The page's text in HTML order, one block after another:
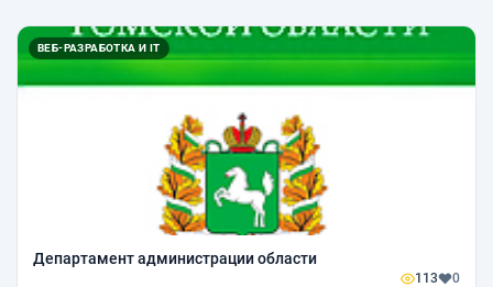
ВЕБ-РАЗРАБОТКА И IT
Департамент администрации области
113 0